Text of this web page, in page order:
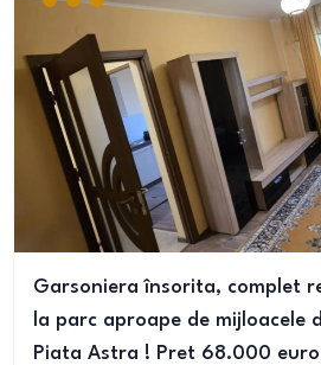
Garsoniera însorita, complet
la parc aproape de mijloacele
Piata Astra ! Pret 68.000 euro